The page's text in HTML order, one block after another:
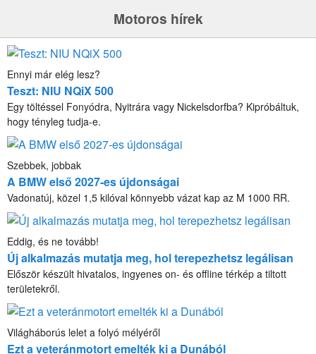
Motoros hírek
Ennyi már elég lesz?
Teszt: NIU NQiX 500
Egy töltéssel Fonyódra, Nyitrára vagy Nickelsdorfba? Kipróbáltuk,
hogy tényleg tudja-e.
Szebbek, jobbak
A BMW első 2027-es újdonságai
Vadonatúj, közel 1,5 kilóval könnyebb vázat kap az M 1000 RR.
Eddig, és ne tovább!
Új alkalmazás mutatja meg, hol terepezhetsz legálisan
Először készült hivatalos, ingyenes on- és offline térkép a tiltott
területekről.
Világháborús lelet a folyó mélyéről
Ezt a veteránmotort emelték ki a Dunából